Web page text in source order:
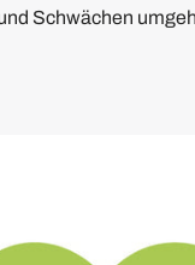
Schwächen